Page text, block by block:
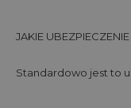
JAKIE
Standardowo jest to